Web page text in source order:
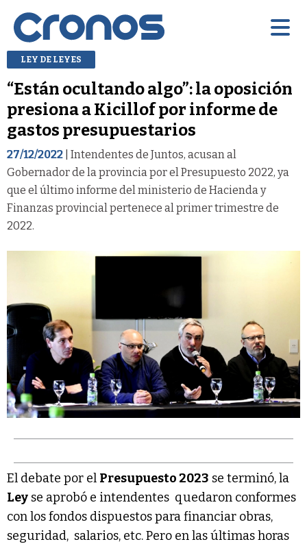
LEY DE LEYES
“Están ocultando algo”: la oposición
presiona a Kicillof por informe de
gastos presupuestarios
27/12/2022 | Intendentes de Juntos, acusan al
Gobernador de la provincia por el Presupuesto 2022, ya
que el último informe del ministerio de Hacienda y
Finanzas provincial pertenece al primer trimestre de
2022.
El debate por el Presupuesto 2023 se terminó, la
Ley se aprobó e intendentes quedaron conformes
con los fondos dispuestos para financiar obras,
seguridad, salarios, etc. Pero en las últimas horas